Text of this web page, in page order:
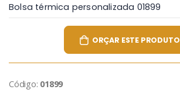
Bolsa térmica personalizada 01899
ORÇAR ESTE PRODUTO
Código: 01899